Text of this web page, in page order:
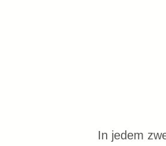
In jedem